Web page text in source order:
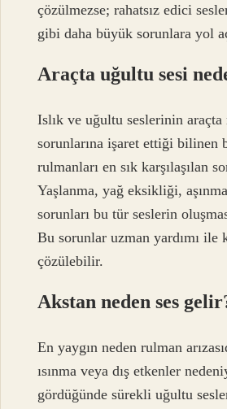
çözülmezse; rahatsız edici sesler
gibi daha büyük sorunlara yol
Araçta uğultu sesi
Islık ve uğultu seslerinin araçta
sorunlarına işaret ettiği bilinen
rulmanları en sık karşılaşılan
Yaşlanma, yağ eksikliği,
sorunları bu tür seslerin
Bu sorunlar uzman yardımı ile
çözülebilir.
Akstan neden ses
En yaygın neden rulman
ısınma veya dış etkenler
gördüğünde sürekli uğultu